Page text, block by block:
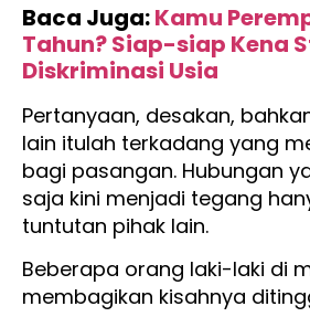
Baca Juga:Kamu
Tahun? Siap-siap Kena
Diskriminasi Usia
Pertanyaan, desakan,
lain itulah terkadang yang
bagi pasangan. Hubungan
saja kini menjadi tegang
tuntutan pihak lain.
Beberapa orang laki-laki di
membagikan kisahnya